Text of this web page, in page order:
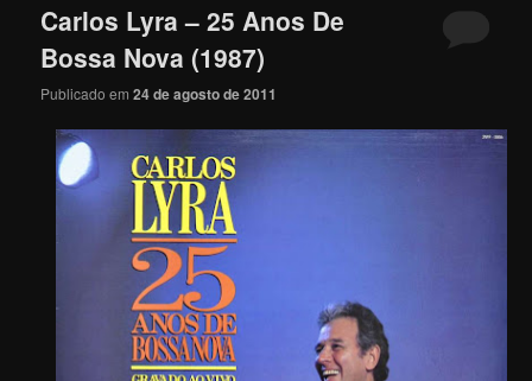
Carlos Lyra – 25 Anos De
Bossa Nova (1987)
Publicado em24 de agosto de 2011